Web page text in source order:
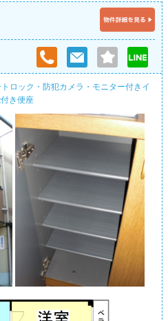
ロック・防犯カメラ・モニター付きイ
き便座